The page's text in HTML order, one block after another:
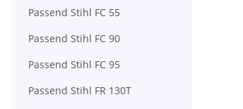
Passend Stihl FC 55
Passend Stihl FC 90
Passend Stihl FC 95
Passend Stihl FR 130T